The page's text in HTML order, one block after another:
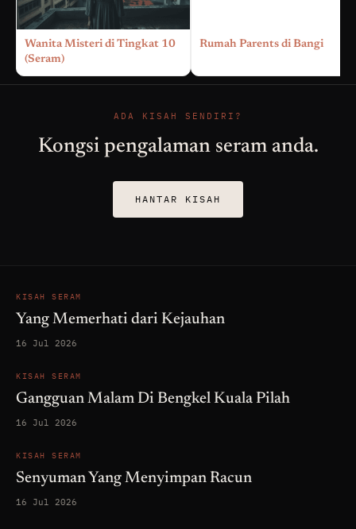
Wanita Misteri di Tingkat 10
(Seram)
Rumah Parents di Bangi
ADA KISAH SENDIRI?
Kongsi pengalaman seram anda.
HANTAR KISAH
KISAH SERAM
Yang Memerhati dari Kejauhan
16 Jul 2026
KISAH SERAM
Gangguan Malam Di Bengkel Kuala Pilah
16 Jul 2026
KISAH SERAM
Senyuman Yang Menyimpan Racun
16 Jul 2026